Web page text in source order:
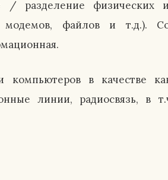
/ разделение физических
модемов, файлов и т.д.).
компьютеров в качестве
линии, радиосвязь, в